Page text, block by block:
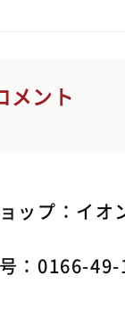
メント
ップ：イオ
： 0166-49-